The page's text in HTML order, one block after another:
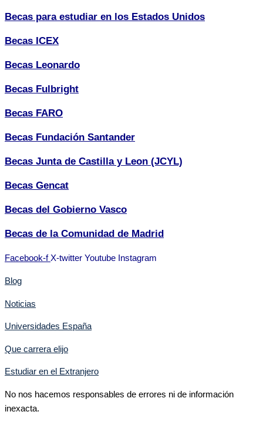
Becas para estudiar en los Estados Unidos
Becas ICEX
Becas Leonardo
Becas Fulbright
Becas FARO
Becas Fundación Santander
Becas Junta de Castilla y Leon (JCYL)
Becas Gencat
Becas del Gobierno Vasco
Becas de la Comunidad de Madrid
Facebook-f X-twitter Youtube Instagram
Blog
Noticias
Universidades España
Que carrera elijo
Estudiar en el Extranjero
No nos hacemos responsables de errores ni de información
inexacta.